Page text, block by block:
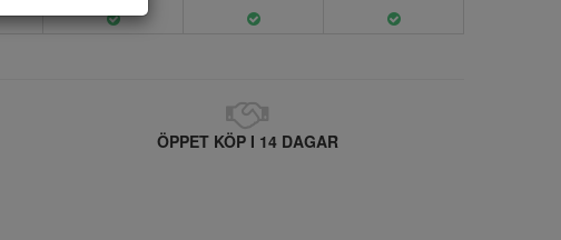
ÖPPET KÖP I 14 DAGAR